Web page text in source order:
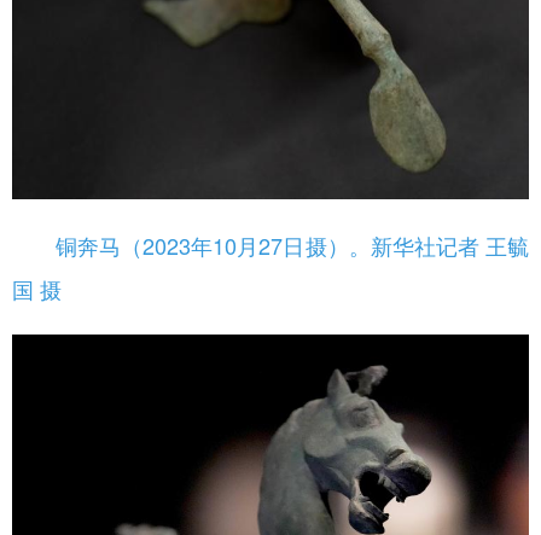
铜奔马（2023年10月27日摄）。新华社记者 王毓
国 摄